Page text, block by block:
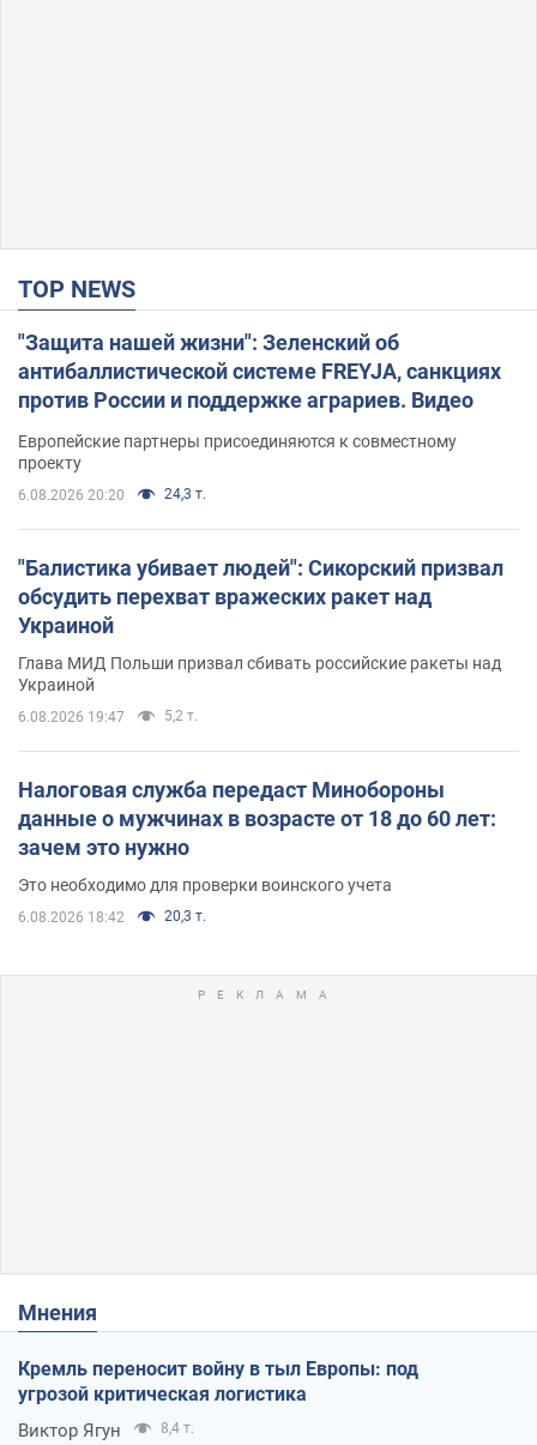
TOP NEWS
"Защита нашей жизни": Зеленский об
антибаллистической системе FREYJA, санкциях
против России и поддержке аграриев. Видео
Европейские партнеры присоединяются к совместному
проекту
6.08.2026 20:20 24,3 т.
"Балистика убивает людей": Сикорский призвал
обсудить перехват вражеских ракет над
Украиной
Глава МИД Польши призвал сбивать российские ракеты над
Украиной
6.08.2026 19:47 5,2 т.
Налоговая служба передаст Минобороны
данные о мужчинах в возрасте от 18 до 60 лет:
зачем это нужно
Это необходимо для проверки воинского учета
6.08.2026 18:42 20,3 т.
Мнения
Кремль переносит войну в тыл Европы: под
угрозой критическая логистика
Виктор Ягун 8,4 т.